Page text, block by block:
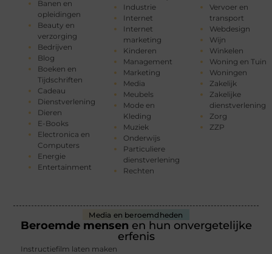
Banen en
opleidingen
Beauty en
verzorging
Bedrijven
Blog
Boeken en
Tijdschriften
Cadeau
Dienstverlening
Dieren
E-Books
Electronica en
Computers
Energie
Entertainment
Industrie
Internet
Internet
marketing
Kinderen
Management
Marketing
Media
Meubels
Mode en
Kleding
Muziek
Onderwijs
Particuliere
dienstverlening
Rechten
Vervoer en
transport
Webdesign
Wijn
Winkelen
Woning en Tuin
Woningen
Zakelijk
Zakelijke
dienstverlening
Zorg
ZZP
Media en beroemdheden
Beroemde mensen en hun onvergetelijke
erfenis
Instructiefilm laten maken